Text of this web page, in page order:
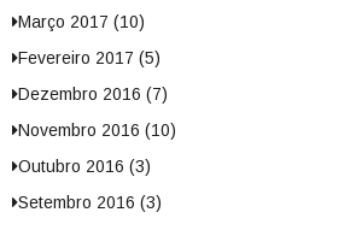
Março 2017 (10)
Fevereiro 2017 (5)
Dezembro 2016 (7)
Novembro 2016 (10)
Outubro 2016 (3)
Setembro 2016 (3)